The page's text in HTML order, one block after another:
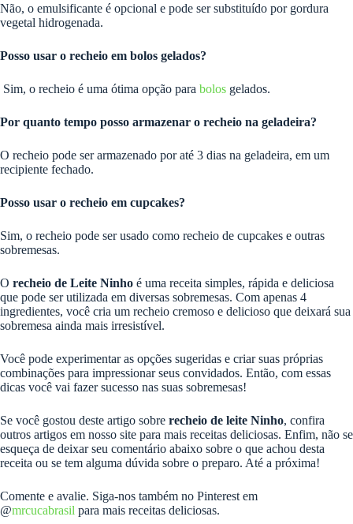
Não, o emulsificante é opcional e pode ser substituído por gordura
vegetal hidrogenada.
Posso usar o recheio em bolos gelados?
Sim, o recheio é uma ótima opção para bolos gelados.
Por quanto tempo posso armazenar o recheio na geladeira?
O recheio pode ser armazenado por até 3 dias na geladeira, em um
recipiente fechado.
Posso usar o recheio em cupcakes?
Sim, o recheio pode ser usado como recheio de cupcakes e outras
sobremesas.
O recheio de Leite Ninho é uma receita simples, rápida e deliciosa
que pode ser utilizada em diversas sobremesas. Com apenas 4
ingredientes, você cria um recheio cremoso e delicioso que deixará sua
sobremesa ainda mais irresistível.
Você pode experimentar as opções sugeridas e criar suas próprias
combinações para impressionar seus convidados. Então, com essas
dicas você vai fazer sucesso nas suas sobremesas!
Se você gostou deste artigo sobre recheio de leite Ninho, confira
outros artigos em nosso site para mais receitas deliciosas. Enfim, não se
esqueça de deixar seu comentário abaixo sobre o que achou desta
receita ou se tem alguma dúvida sobre o preparo. Até a próxima!
Comente e avalie. Siga-nos também no Pinterest em
@mrcucabrasil para mais receitas deliciosas.